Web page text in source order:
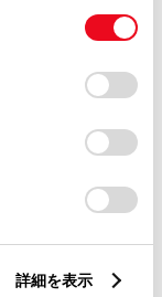
れることに同
オプトアウト、
ては、当社の
て
」をご覧くだ
詳細を表示